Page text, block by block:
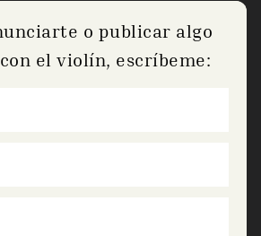
o publicar algo
el violín, escríbeme: